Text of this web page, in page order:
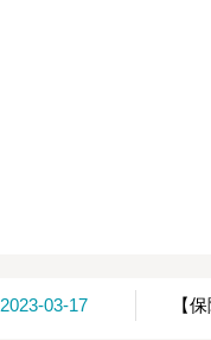
2023-03-17 【